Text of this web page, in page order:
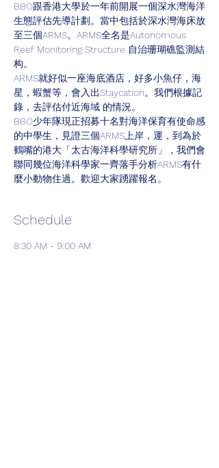
BBO跟香港大學於一年前開展一個深水灣海洋
生態評估先導計劃。當中包括於深水灣海床放
至三個ARMS。ARMS全名是Autonomous
Reef Monitoring Structure 自治珊瑚礁監測結
构。
ARMS就好似一座海底酒店，好多小魚仔，海
星，蝦蟹等，會入出Staycation。我們根據記
錄，去評估付近海域 的情況。
BBO少年隊現正招募十名對海洋保育有使命感
的中學生，見證三個ARMS上岸，運，到為於
鶴嘴的港大「太古海洋科學研究所」，我們會
聯同幾位海洋科學家一齊落手分析ARMS有什
麼小動物住過。歡迎大家踴躍報名。
Schedule
8:30 AM - 9:00 AM